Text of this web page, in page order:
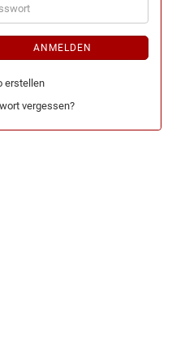
ANMELDEN
erstellen
vergessen?